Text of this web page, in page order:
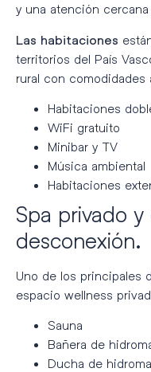
y una atención cercana
Las habitaciones
territorios del País
rural con comodidades
Habitaciones
WiFi gratuito
Minibar y TV
Música ambiental
Habitaciones
Spa privado
desconexión.
Uno de los principales
espacio wellness
Sauna
Bañera de
Ducha de